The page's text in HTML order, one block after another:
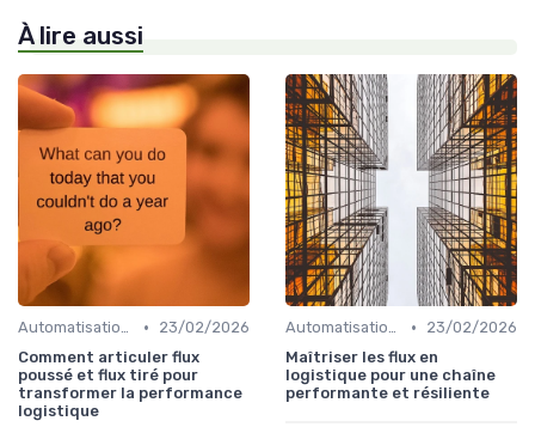
À lire aussi
Automatisation processus •
23/02/2026
Comment articuler flux
poussé et flux tiré pour
transformer la performance
logistique
Automatisation processus •
23/02/2026
Maîtriser les flux en
logistique pour une chaîne
performante et résiliente